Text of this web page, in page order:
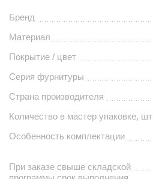
Бренд
Материал
Покрытие / цвет
Серия фурнитуры
Страна производителя
Количество в мастер упаковке, шт
Особенность комплектации
При заказе свыше складской